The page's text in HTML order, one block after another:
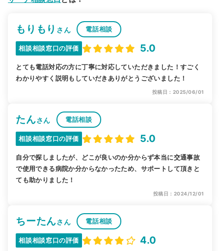
もりもり さん 電話相談
相談相談窓口の評価 5.0
とても電話対応の方に丁寧に対応していただきました！すごく
わかりやすく説明もしていだきありがとうございました！
投稿日：2025/06/01
たんさん 電話相談
相談相談窓口の評価 5.0
自分で探しましたが、どこが良いのか分からず本当に交通事故
で使用できる病院か分からなかったため、サポートして頂きと
ても助かりました！
投稿日：2024/12/01
ちーたんさん 電話相談
相談相談窓口の評価 4.0